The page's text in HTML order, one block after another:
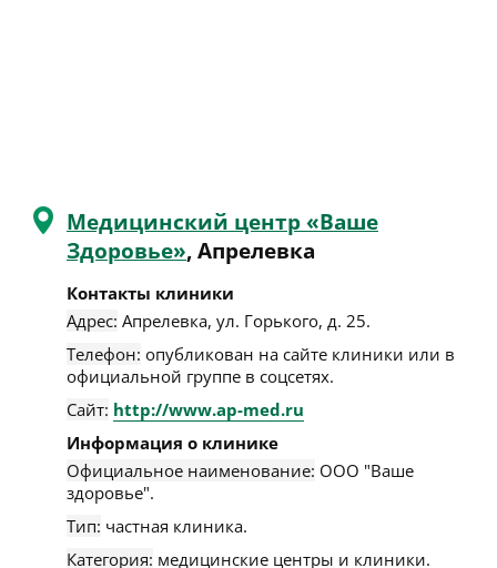
Медицинский центр «Ваше
Здоровье», Апрелевка
Контакты клиники
Адрес: Апрелевка, ул. Горького, д. 25.
Телефон: опубликован на сайте клиники или в
официальной группе в соцсетях.
Сайт: http://www.ap-med.ru
Информация о клинике
Официальное наименование: ООО "Ваше
здоровье".
Тип: частная клиника.
Категория: медицинские центры и клиники.